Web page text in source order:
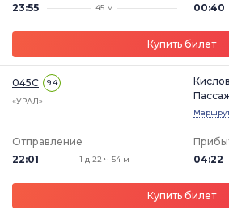
23:55
45 м
00:40
Купить билет
045С 9.4
«УРАЛ»
Отправление
22:01
1 д 22 ч 54 м
04:22
Купить билет